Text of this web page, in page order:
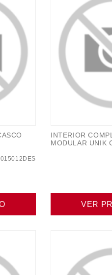
INTERIOR
MODULAR UNIK
VER